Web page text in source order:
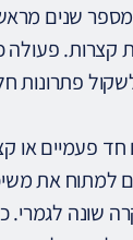
שנים
קצרות. פעולה
פתרונות
או
למתוח את
שונה